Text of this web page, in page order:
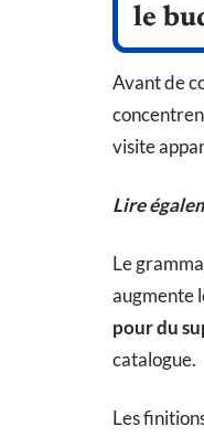
le
Avant de
visite
Lire
Le
augmente
pour du
catalogue.
Les